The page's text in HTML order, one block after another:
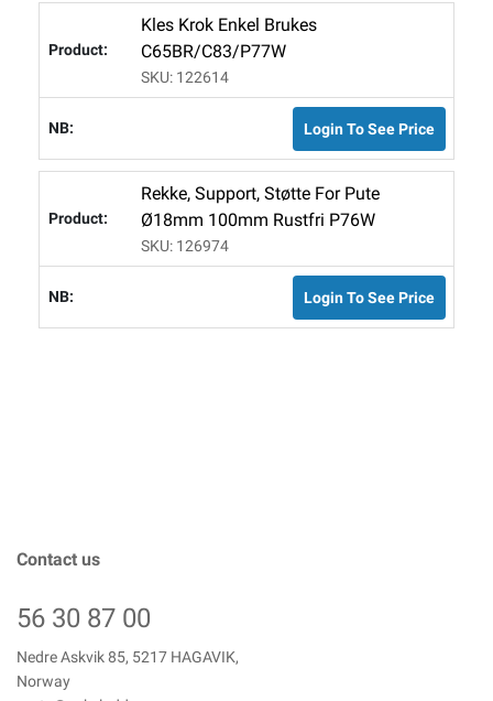
Kles Krok Enkel Brukes
C65BR/C83/P77W
SKU: 122614
Login To See Price
Rekke, Support, Støtte For Pute
Ø18mm 100mm Rustfri P76W
SKU: 126974
Login To See Price
Contact us
56 30 87 00
Nedre Askvik 85, 5217 HAGAVIK,
Norway